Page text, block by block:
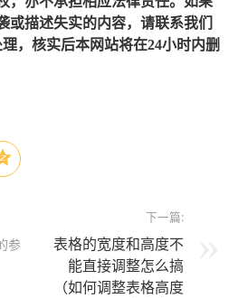
或描述失实的内容，请联系我们
理，核实后本网站将在24小时内删
参
下一篇:
表格的宽度和高度不
能直接调整怎么搞
（如何调整表格高度